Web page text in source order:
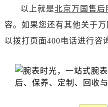
以上就是北京万国售后
容。如果您还有其他关于
以拨打页面400电话进行咨